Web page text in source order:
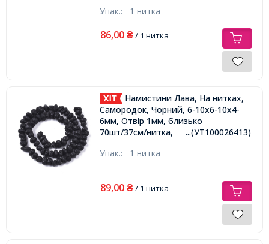
Упак.: 1 нитка
86,00 ₴/ 1 нитка
Намистини Лава, На нитках,
Самородок, Чорний, 6-10x6-10x4-
6мм, Отвір 1мм, близько
70шт/37см/нитка,
...(УТ100026413)
Упак.: 1 нитка
89,00 ₴/ 1 нитка